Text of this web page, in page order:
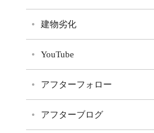
建物劣化
YouTube
アフターフォロー
アフターブログ